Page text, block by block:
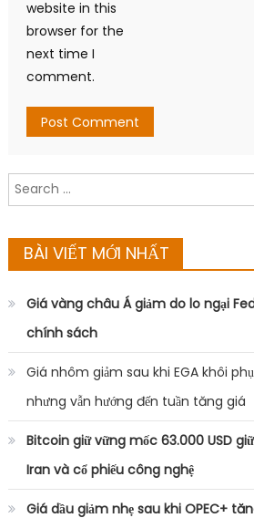
website in this
browser for the
next time I
comment.
Search
for:
BÀI VIẾT MỚI NHẤT
Giá vàng châu Á giảm do lo ngại
chính sách
Giá nhôm giảm sau khi EGA khôi
nhưng vẫn hướng đến tuần tăng giá
Bitcoin giữ vững mốc 63.000 USD
Iran và cổ phiếu công nghệ
Giá dầu giảm nhẹ sau khi OPEC+